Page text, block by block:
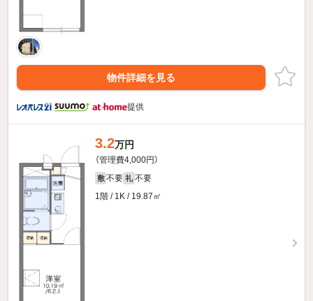
物件詳細を見る
提供
3.2万円
（管理費4,000円）
敷 不要 礼 不要
1階 / 1K / 19.87㎡